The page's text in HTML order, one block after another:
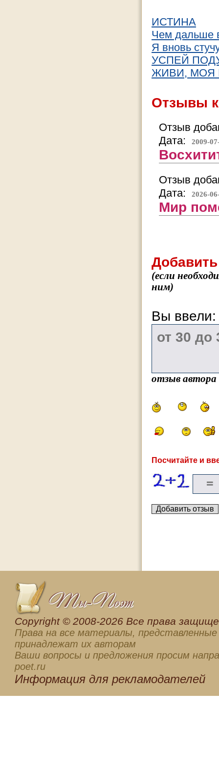
ИСТИНА
Чем дальше
Я вновь
УСПЕЙ
ЖИВИ, МОЯ
Отзывы
Отзыв
Дата:
2009-
Отзыв
Дата:
2026-
Мир
(если
ним)
Вы
отзыв
Посчитайте и
Сopyright © 2008-2026 Все права
Права на все материалы, представленные
принадлежат их авторам
Ваши вопросы и предложения просим
poet.ru
Информация для рекламодателей